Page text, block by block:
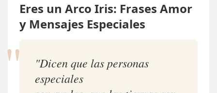
Eres un Arco Iris: Frases Amor
y Mensajes Especiales
"
"Dicen que las personas
especiales